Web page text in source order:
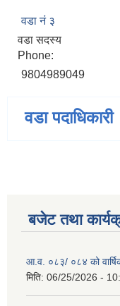
वडा नं ३
वडा सदस्य
Phone:
9804989049
वडा पदाधिकारी
बजेट तथा
आ.व. ०८३/ ०८४ को
मिति: 06/25/2026 -